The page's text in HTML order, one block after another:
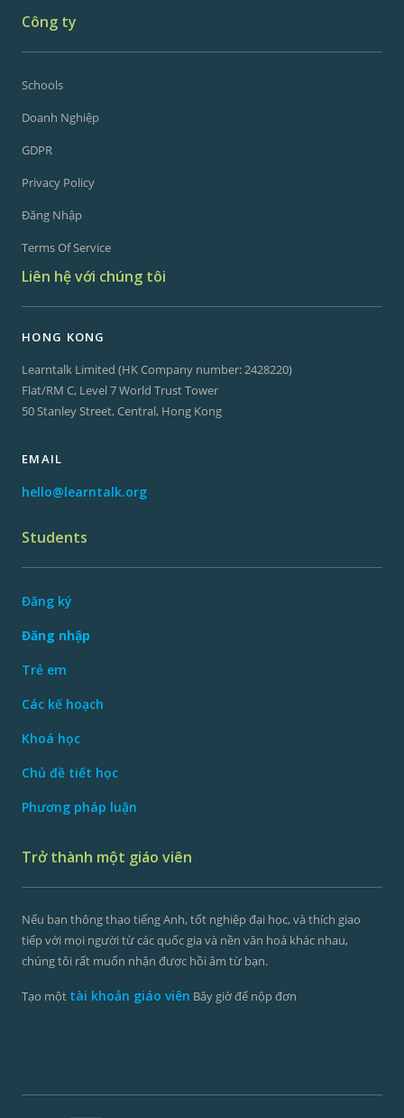
Công ty
Schools
Doanh Nghiệp
GDPR
Privacy Policy
Đăng Nhập
Terms Of Service
Liên hệ với chúng tôi
HONG KONG
Learntalk Limited (HK Company number: 2428220)
Flat/RM C, Level 7 World Trust Tower
50 Stanley Street, Central, Hong Kong
EMAIL
hello@learntalk.org
Students
Đăng ký
Đăng nhập
Trẻ em
Các kế hoạch
Khoá học
Chủ đề tiết học
Phương pháp luận
Trở thành một giáo viên
Nếu bạn thông thạo tiếng Anh, tốt nghiệp đại học, và thích giao
tiếp với mọi người từ các quốc gia và nền văn hoá khác nhau,
chúng tôi rất muốn nhận được hồi âm từ bạn.
Tạo một tài khoản giáo viên Bây giờ để nộp đơn